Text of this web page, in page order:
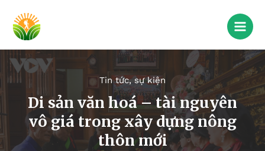
Tin tức, sự kiện
Di sản văn hoá – tài nguyên
vô giá trong xây dựng nông
thôn mới